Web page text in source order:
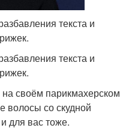
текста и
текста и
своём парикмахерском
волосы со скудной
для вас тоже.